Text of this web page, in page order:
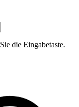
die Eingabetaste.